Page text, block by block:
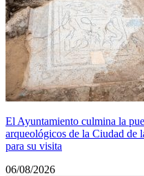
El Ayuntamiento culmina la
arqueológicos de la Ciudad de
para su visita
06/08/2026